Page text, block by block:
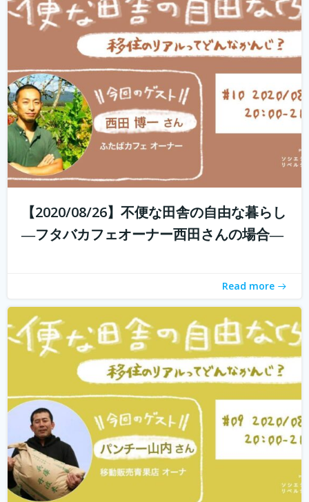
【2020/08/26】不便な田舎の自由な暮らし
―フタバカフェオーナー西田さんの場合―
Read more
withコロナ時代に入り、オンライン化が加速化すること
で、不便だと思われていた田舎も、不便に感じなくなって
続きを読む